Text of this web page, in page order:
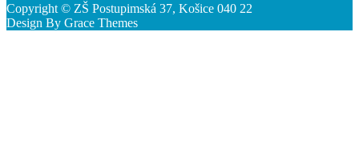
Copyright © ZŠ Postupimská 37, Košice 040 22
Design By Grace Themes